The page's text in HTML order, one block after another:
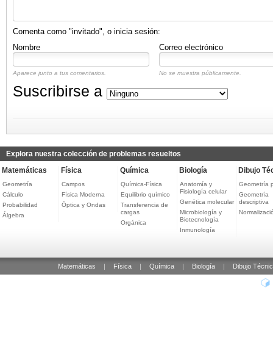
Comenta como "invitado", o inicia sesión:
Nombre
Correo electrónico
Aparece junto a tus comentarios. No se muestra públicamente.
Suscribirse a
Explora nuestra colección de problemas resueltos
Matemáticas
Geometría
Cálculo
Probabilidad
Álgebra
Física
Campos
Física Moderna
Óptica y Ondas
Química
Química-Física
Equilibrio químico
Transferencia de
cargas
Orgánica
Biología
Anatomía y
Fisiología celular
Genética molecular
Microbiología y
Biotecnología
Inmunología
Dibujo
Geometría
Geometría
descriptiva
Matemáticas Física Química Biología Dibujo